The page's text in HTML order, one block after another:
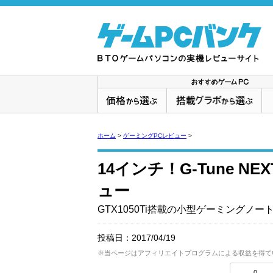
ホーム > ゲーミングPCレビュー >
14インチ！G-Tune
ュー
GTX1050Ti搭載の小型ゲーミングノー
投稿日： 2017/04/19
※当ページはアフィリエイトプログラムによる収益を得て